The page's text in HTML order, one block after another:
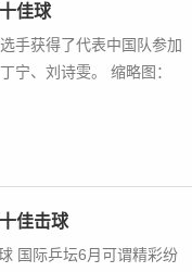
佳球
手获得了代表中国队参加
宁、刘诗雯。 缩略图：
佳击球
国际乒坛6月可谓精彩纷